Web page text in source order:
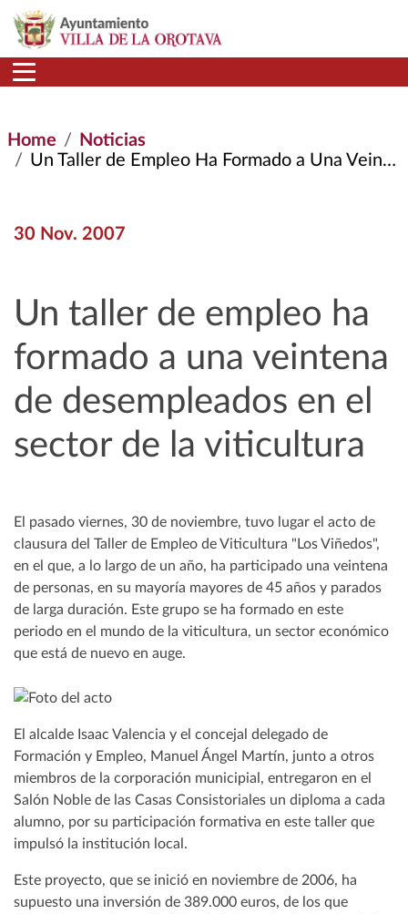
Skip to main content
Home
Noticias
Un Taller de Empleo Ha Formado a Una Veintena de Desempleados En El Sector de La Viticultura
30 Nov. 2007
Un taller de empleo ha
formado a una veintena
de desempleados en el
sector de la viticultura
El pasado viernes, 30 de noviembre, tuvo lugar el acto de
clausura del Taller de Empleo de Viticultura "Los Viñedos",
en el que, a lo largo de un año, ha participado una veintena
de personas, en su mayoría mayores de 45 años y parados
de larga duración. Este grupo se ha formado en este
periodo en el mundo de la viticultura, un sector económico
que está de nuevo en auge.
El alcalde Isaac Valencia y el concejal delegado de
Formación y Empleo, Manuel Ángel Martín, junto a otros
miembros de la corporación municipial, entregaron en el
Salón Noble de las Casas Consistoriales un diploma a cada
alumno, por su participación formativa en este taller que
impulsó la institución local.
Este proyecto, que se inició en noviembre de 2006, ha
supuesto una inversión de 389.000 euros, de los que